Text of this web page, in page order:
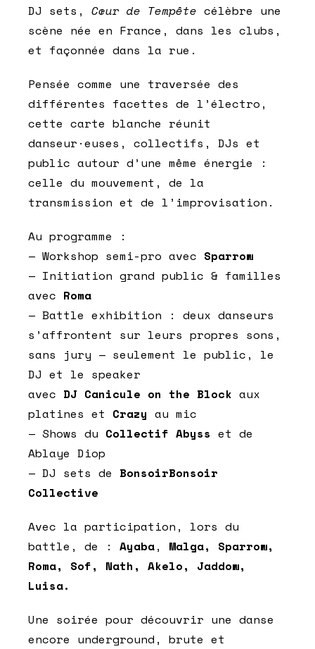
DJ sets, Cœur de Tempête célèbre une
scène née en France, dans les clubs,
et façonnée dans la rue.
Pensée comme une traversée des
différentes facettes de l’électro,
cette carte blanche réunit
danseur·euses, collectifs, DJs et
public autour d’une même énergie :
celle du mouvement, de la
transmission et de l’improvisation.
Au programme :
— Workshop semi-pro avec Sparrow
— Initiation grand public & familles
avec Roma
— Battle exhibition : deux danseurs
s’affrontent sur leurs propres sons,
sans jury — seulement le public, le
DJ et le speaker
avec DJ Canicule on the Block aux
platines et Crazy au mic
— Shows du Collectif Abyss et de
Ablaye Diop
— DJ sets de BonsoirBonsoir
Collective
Avec la participation, lors du
battle, de : Ayaba, Malga, Sparrow,
Roma, Sof, Nath, Akelo, Jaddow,
Luisa.
Une soirée pour découvrir une danse
encore underground, brute et